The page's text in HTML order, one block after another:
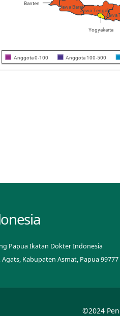
Papua Ikatan Dokter Indonesia
Kabupaten Asmat, Papua 99777
©2024